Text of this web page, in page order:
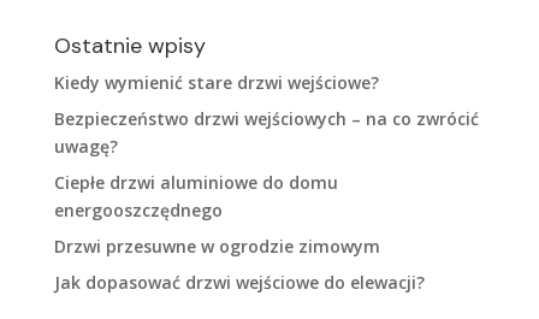
Ostatnie wpisy
Kiedy wymienić stare drzwi wejściowe?
Bezpieczeństwo drzwi wejściowych – na co zwrócić
uwagę?
Ciepłe drzwi aluminiowe do domu
energooszczędnego
Drzwi przesuwne w ogrodzie zimowym
Jak dopasować drzwi wejściowe do elewacji?